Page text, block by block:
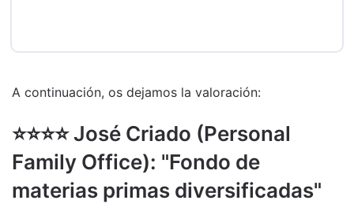
A continuación, os dejamos la valoración:
⭐️⭐️⭐️⭐️ José Criado (Personal
Family Office): "Fondo de
materias primas diversificadas"